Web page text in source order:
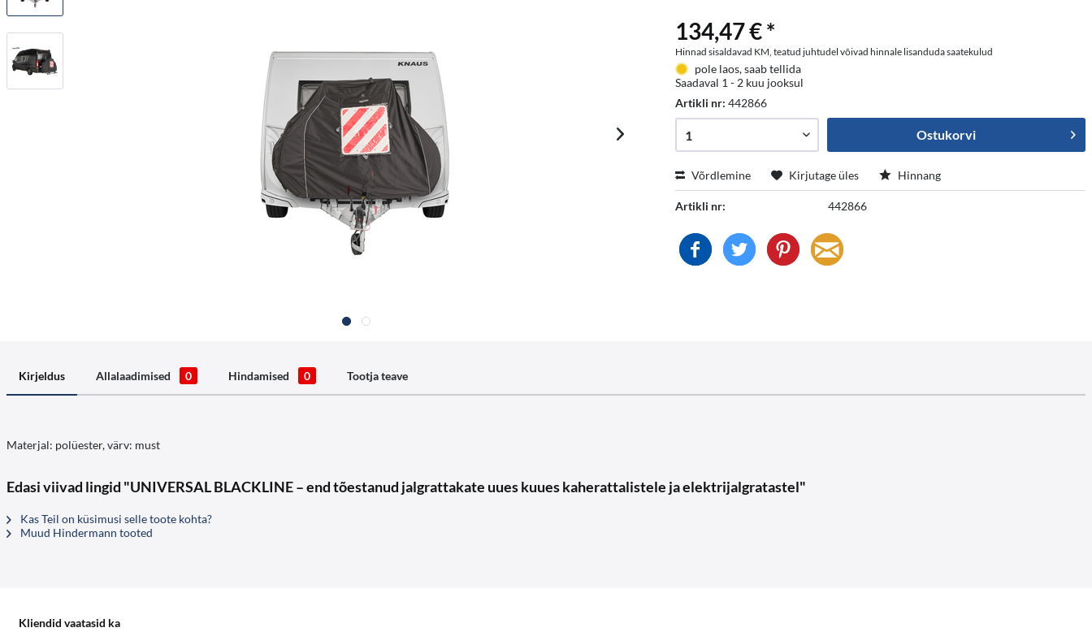
134,47 € *
Hinnad sisaldavad KM, teatud juhtudel võivad hinnale lisanduda saatekulud
pole laos, saab tellida
Saadaval 1 - 2 kuu jooksul
Artikli nr:442866
Ostukorvi
Võrdlemine Kirjutage üles Hinnang
Artikli nr: 442866
Kirjeldus Allalaadimised 0 Hindamised 0 Tootja teave
Materjal: polüester, värv: must
Edasi viivad lingid "UNIVERSAL BLACKLINE – end tõestanud jalgrattakate uues kuues kaherattalistele ja elektrijalgratastel"
Kas Teil on küsimusi selle toote kohta?
Muud Hindermann tooted
Kliendid vaatasid ka